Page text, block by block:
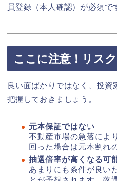
員登録（本人確認）が必須で
ここに注意！リス
良い面ばかりではなく、投資
把握しておきましょう。
元本保証ではない
不動産市場の急落によ
回った場合は元本割れ
抽選倍率が高くなる可
あまりにも条件が良い